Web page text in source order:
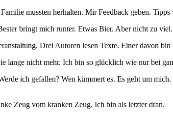
mussten herhalten. Mir Feedback geben.
bringt mich runter. Etwas Bier. Aber nicht zu
Drei Autoren lesen Texte. Einer davon bin
lange nicht mehr. Ich bin so glücklich wie nur bei
ich gefallen? Wen kümmert es. Es geht um
Zeug vom kranken Zeug. Ich bin als letzter dran.